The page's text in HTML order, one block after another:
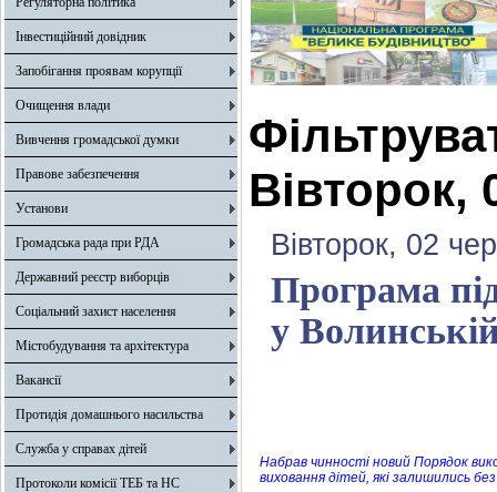
Інвестиційний довідник
Запобігання проявам корупції
Очищення влади
Вивчення громадської думки
Правове забезпечення
Установи
Громадська рада при РДА
Державний реєстр виборців
Соціальний захист населення
Містобудування та архітектура
Вакансії
Протидія домашнього насильства
Служба у справах дітей
Протоколи комісії ТЕБ та НС
Вівторок,
Вівторок, 02
Програма
у
Набрав чинності новий Порядок
виховання дітей, які залишились